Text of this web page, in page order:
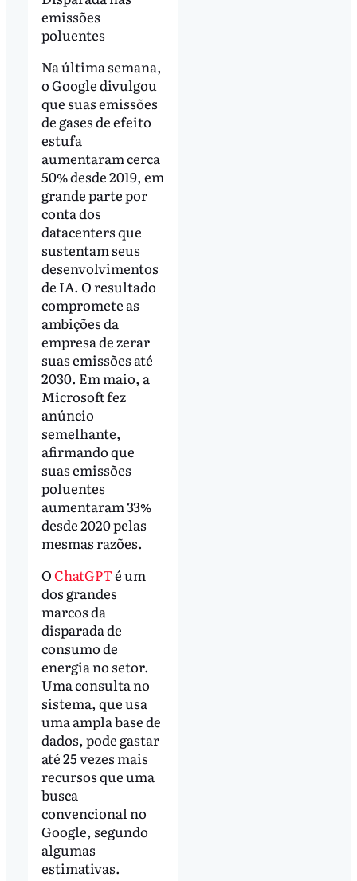
emissões
poluentes
Na última semana,
o Google divulgou
que suas emissões
de gases de efeito
estufa
aumentaram cerca
50% desde 2019, em
grande parte por
conta dos
datacenters que
sustentam seus
desenvolvimentos
de IA. O resultado
compromete as
ambições da
empresa de zerar
suas emissões até
2030. Em maio, a
Microsoft fez
anúncio
semelhante,
afirmando que
suas emissões
poluentes
aumentaram 33%
desde 2020 pelas
mesmas razões.
OChatGPTé um
dos grandes
marcos da
disparada de
consumo de
energia no setor.
Uma consulta no
sistema, que usa
uma ampla base de
dados, pode gastar
até 25 vezes mais
recursos que uma
busca
convencional no
Google, segundo
algumas
estimativas.